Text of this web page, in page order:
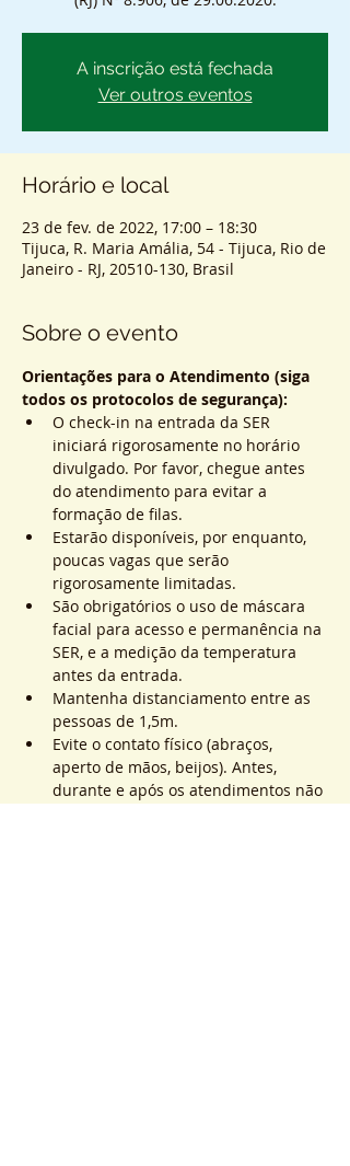
A inscrição está fechada
Ver outros eventos
Horário e local
23 de fev. de 2022, 17:00 – 18:30
Tijuca, R. Maria Amália, 54 - Tijuca, Rio de
Janeiro - RJ, 20510-130, Brasil
Sobre o evento
Orientações para o Atendimento (siga
todos os protocolos de segurança):
O check-in na entrada da SER
iniciará rigorosamente no horário
divulgado. Por favor, chegue antes
do atendimento para evitar a
formação de filas.
Estarão disponíveis, por enquanto,
poucas vagas que serão
rigorosamente limitadas.
São obrigatórios o uso de máscara
facial para acesso e permanência na
SER, e a medição da temperatura
antes da entrada.
Mantenha distanciamento entre as
pessoas de 1,5m.
Evite o contato físico (abraços,
aperto de mãos, beijos). Antes,
durante e após os atendimentos não